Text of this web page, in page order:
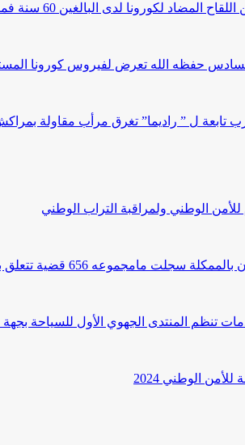
لكورونا لدى البالغين 60 سنة فما فوق أو من…
حفظه الله تعرض لفيروس كورونا المستجد كوفيد
تابعة ل ” راديما” تغرق مرأب مقاولة
للأمن الوطني ولمراقبة التراب الوطني
تنظم المنتدى الجهوي الأول للسياحة
الوطني 2024